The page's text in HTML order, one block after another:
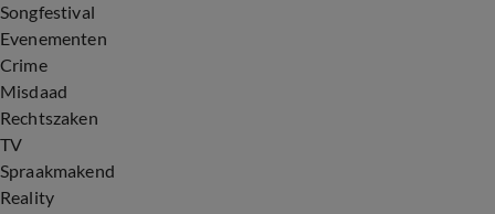
Songfestival
Evenementen
Crime
Misdaad
Rechtszaken
TV
Spraakmakend
Reality